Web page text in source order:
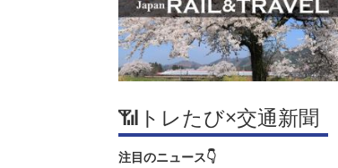
📶トレたび×交通新聞
注目のニュース👇